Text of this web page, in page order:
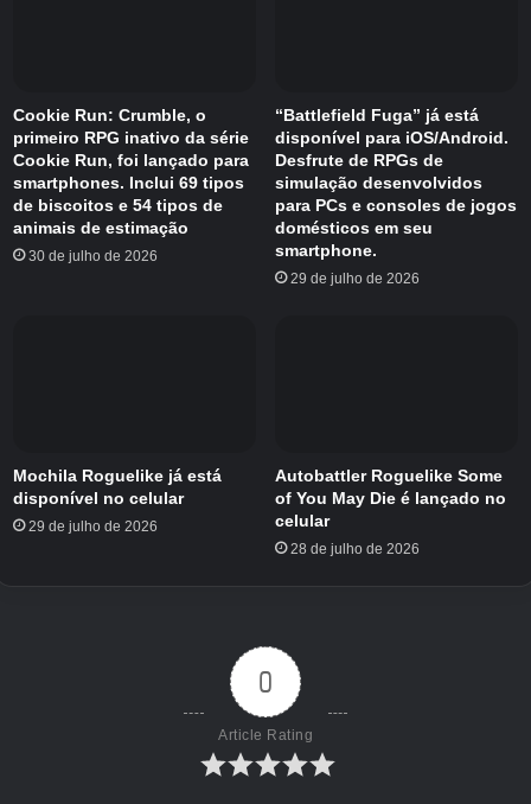
Cookie Run: Crumble, o
primeiro RPG inativo da série
Cookie Run, foi lançado para
smartphones. Inclui 69 tipos
de biscoitos e 54 tipos de
animais de estimação
30 de julho de 2026
“Battlefield Fuga” já está
disponível para iOS/Android.
Desfrute de RPGs de
simulação desenvolvidos
para PCs e consoles de jogos
domésticos em seu
smartphone.
29 de julho de 2026
Mochila Roguelike já está
disponível no celular
29 de julho de 2026
Autobattler Roguelike Some
of You May Die é lançado no
celular
28 de julho de 2026
0
Article Rating